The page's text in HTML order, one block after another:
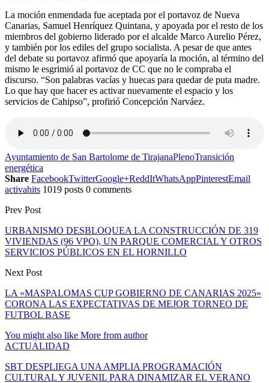
La moción enmendada fue aceptada por el portavoz de Nueva
Canarias, Samuel Henríquez Quintana, y apoyada por el resto de los
miembros del gobierno liderado por el alcalde Marco Aurelio Pérez,
y también por los ediles del grupo socialista. A pesar de que antes
del debate su portavoz afirmó que apoyaría la moción, al término del
mismo le esgrimió al portavoz de CC que no le compraba el
discurso. “Son palabras vacías y huecas para quedar de puta madre.
Lo que hay que hacer es activar nuevamente el espacio y los
servicios de Cahipso”, profirió Concepción Narváez.
Ayuntamiento de San Bartolome de TirajanaPlenoTransición
energética
Share FacebookTwitterGoogle+ReddItWhatsAppPinterestEmail
activahits 1019 posts 0 comments
Prev Post
URBANISMO DESBLOQUEA LA CONSTRUCCIÓN DE 319
VIVIENDAS (96 VPO), UN PARQUE COMERCIAL Y OTROS
SERVICIOS PÚBLICOS EN EL HORNILLO
Next Post
LA «MASPALOMAS CUP GOBIERNO DE CANARIAS 2025»
CORONA LAS EXPECTATIVAS DE MEJOR TORNEO DE
FUTBOL BASE
You might also like More from author
ACTUALIDAD
SBT DESPLIEGA UNA AMPLIA PROGRAMACIÓN
CULTURAL Y JUVENIL PARA DINAMIZAR EL VERANO